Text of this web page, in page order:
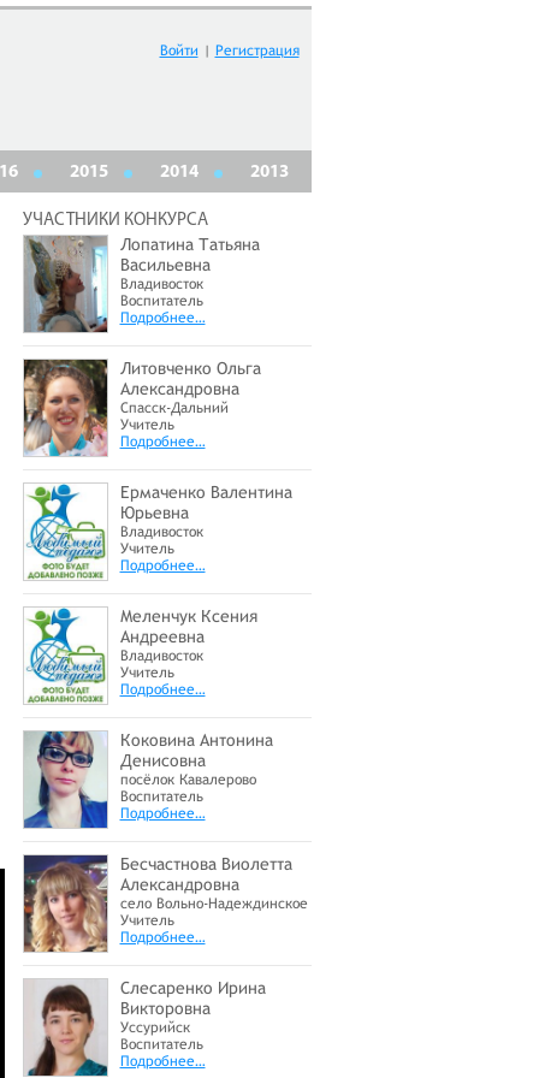
Войти | Регистрация
2015 2014 2013
УЧАСТНИКИ КОНКУРСА
Лопатина Татьяна
Васильевна
Владивосток
Воспитатель
Подробнее…
Литовченко Ольга
Александровна
Спасск-Дальний
Учитель
Подробнее…
Ермаченко Валентина
Юрьевна
Владивосток
Учитель
Подробнее…
Меленчук Ксения
Андреевна
Владивосток
Учитель
Подробнее…
Коковина Антонина
Денисовна
посёлок Кавалерово
Воспитатель
Подробнее…
Бесчастнова Виолетта
Александровна
село Вольно-Надеждинское
Учитель
Подробнее…
Слесаренко Ирина
Викторовна
Уссурийск
Воспитатель
Подробнее…